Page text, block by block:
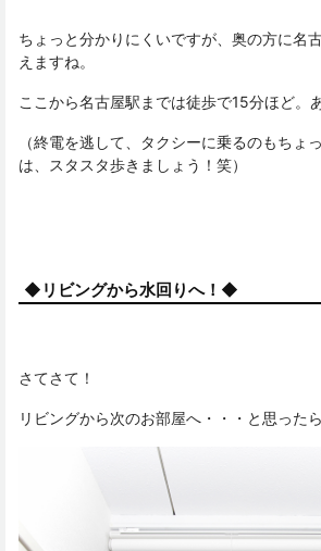
ちょっと分かりにくいですが、奥の方に名
えますね。
ここから名古屋駅までは徒歩で15分ほど。
（終電を逃して、タクシーに乗るのもちょ
は、スタスタ歩きましょう！笑）
◆リビングから水回りへ！◆
さてさて！
リビングから次のお部屋へ・・・と思った